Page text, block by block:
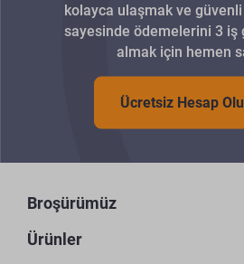
kolayca ulaşmak ve
sayesinde ödemelerini 3 iş
almak için hemen
Ücretsiz Hesap
Broşürümüz
Ürünler